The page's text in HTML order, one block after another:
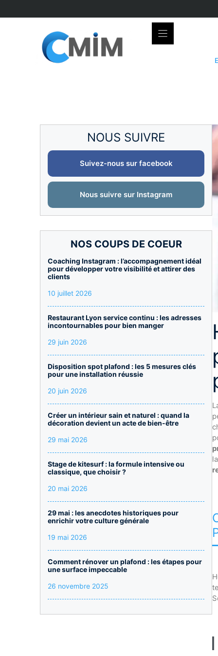
to
NOUS SUIVRE
Suivez-nous sur facebook
Nous suivre sur Instagram
NOS COUPS DE COEUR
Coaching Instagram : l’accompagnement idéal
pour développer votre visibilité et attirer des
clients
10 juillet 2026
Restaurant Lyon service continu : les adresses
incontournables pour bien manger
29 juin 2026
Disposition spot plafond : les 5 mesures clés
pour une installation réussie
20 juin 2026
Créer un intérieur sain et naturel : quand la
décoration devient un acte de bien-être
29 mai 2026
Stage de kitesurf : la formule intensive ou
classique, que choisir ?
20 mai 2026
29 mai : les anecdotes historiques pour
enrichir votre culture générale
19 mai 2026
Comment rénover un plafond : les étapes pour
une surface impeccable
26 novembre 2025
la